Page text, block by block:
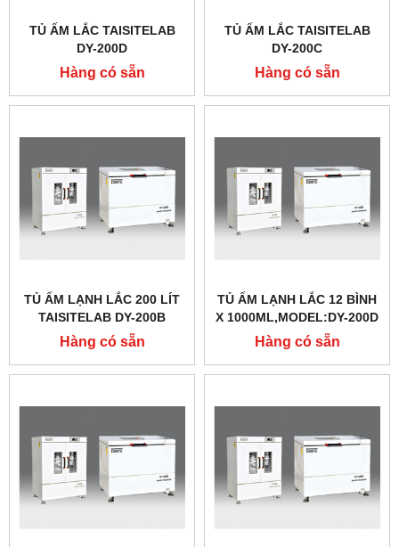
TỦ ẤM LẮC TAISITELAB
DY-200D
Hàng có sẵn
TỦ ẤM LẮC TAISITELAB
DY-200C
Hàng có sẵn
TỦ ẤM LẠNH LẮC 200 LÍT
TAISITELAB DY-200B
Hàng có sẵn
TỦ ẤM LẠNH LẮC 12 BÌNH
X 1000ML,MODEL:DY-200D
HÃNG TAISITELAB
Hàng có sẵn